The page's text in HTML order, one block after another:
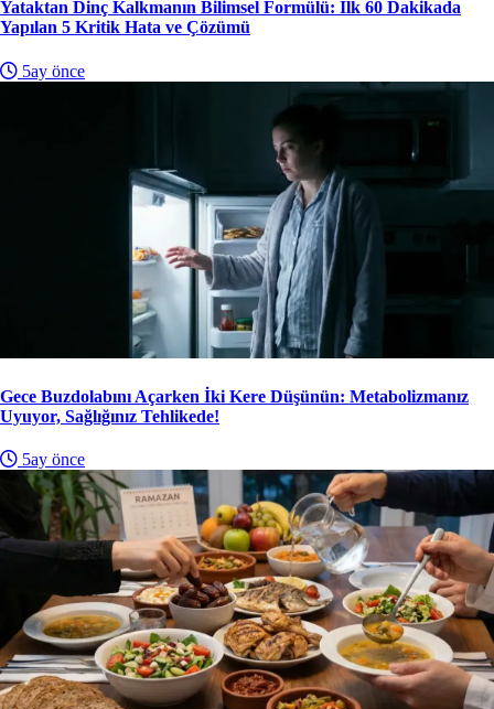
Yataktan Dinç Kalkmanın Bilimsel Formülü: İlk 60 Dakikada
Yapılan 5 Kritik Hata ve Çözümü
5ay önce
Gece Buzdolabını Açarken İki Kere Düşünün: Metabolizmanız
Uyuyor, Sağlığınız Tehlikede!
5ay önce